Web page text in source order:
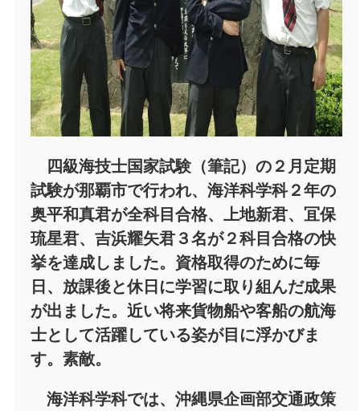
四級海技士国家試験（筆記）の２月定期
試験が那覇市で行われ、海洋科学科２年の
奥平和真君が全科目合格、上地新君、冝保
琉星君、吉浜耀矢君３名が２科目合格の快
挙を達成しました。資格取得のために毎
日、放課後と休日に学習に取り組んだ成果
が出ました。近い将来貨物船や客船の航海
士として活躍している姿が目に浮かびま
す。素敵。
海洋科学科では、沖縄県企画部交通政策